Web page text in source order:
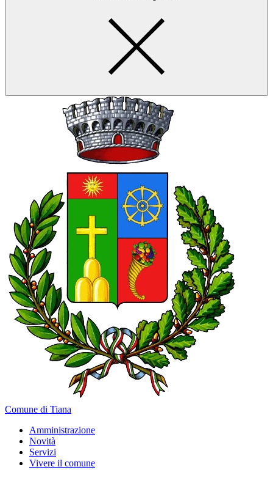
Comune di Tiana
Amministrazione
Novità
Servizi
Vivere il comune